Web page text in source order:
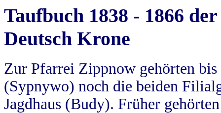
Taufbuch 1838 - 1866
Deutsch Krone
Zur Pfarrei Zippnow gehörten
(Sypnywo) noch die beiden
Jagdhaus (Budy). Früher